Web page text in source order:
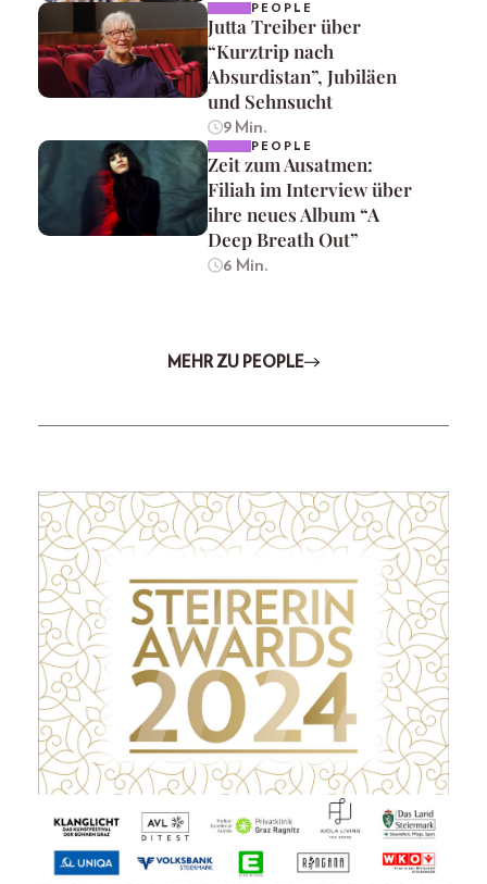
PEOPLE
Jutta Treiber über
“Kurztrip nach
Absurdistan”, Jubiläen
und Sehnsucht
9 Min.
PEOPLE
Zeit zum Ausatmen:
Filiah im Interview über
ihre neues Album “A
Deep Breath Out”
6 Min.
MEHR ZU PEOPLE